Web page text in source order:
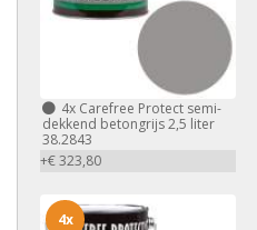
4x Carefree Protect semi-
dekkend betongrijs 2,5 liter
38.2843
+€ 323,80
4x